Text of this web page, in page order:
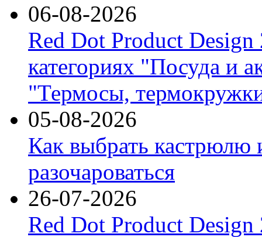
06-08-2026
Red Dot Product Design
категориях "Посуда и
"Термосы,
05-08-2026
Как выбрать кастрюлю
разочароваться
26-07-2026
Red Dot Product Design